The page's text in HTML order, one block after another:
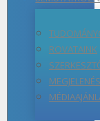
ROVATAINK